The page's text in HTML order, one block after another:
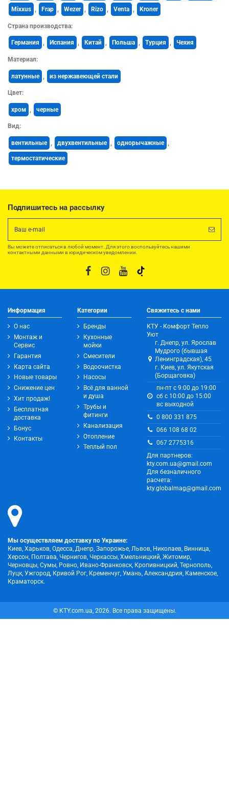
Mixxus , Frap , Wezer , Rizo , Venta , Kroner
Страна производства:
Германия , Испания , Китай , Польша , Турция , Чехия
Материал:
латунные из нержавеющей стали
Цвет:
хром черные
Вид:
вентильные , двухвентильные , однорычажные ,
термостатические
Подпишитесь на рассылку
Вы можете отписаться в любой момент. Для этого воспользуйтесь нашими
контактными данными в юридическом уведомлении.
Информация
О нас
Монтаж и
Сервис
Гарантия
Карта сайта
Новые товары
Снижение цен
Хит продаж!
Бесплатная
доставка
Бонус
Контакты
Категории
Бренды
Кухонные
мойки
Смесители
Водоочистка
Насосы
Всё для ванной
и душа
Трубы и
фитинги
Канализация
Отопление
Теплый пол
Свяжитесь с нами
КТУ - Комфорт Тепло
Уют
г. Днепр, ул. Ярослав
Мудрого (бывшая
Ленинградская), 45
г. Киев, ул. Якутская
(Борщаговка)
пн-пт с 9:00 до 19:00
сб с 10:00 до 15:00
вс выходной
0 800 331 875
066 108 68 02
067 2775316
Для партнеров:
kty.com.ua@gmail.com
Для безналичного
расчета:
kty.globalmag@gmail.com
Мы осуществляем доставку по Украине:
Киев, Харьков, Одесса, Днепр, Запорожье, Львов, Николаев, Винница,
Херсон, Полтава, Чернигов, Черкассы, Хмельницкий, Житомир,
Черновцы, Сумы, Ровно, Ивано-Франковск, Кропивницкий, Тернополь,
Луцк, Ужгород, Кривой Рог, Кременчуг, Умань, Александрия, Каменское,
Краматорск.
© KTY.com.ua, 2026. Все права защищены.